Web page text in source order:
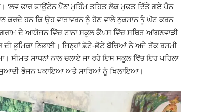
‘ਲਵ ਫਾਰ ਫਾਊਂਟੇਨ ਪੈੱਨ’ ਮੁਹਿੰਮ ਤਹਿਤ ਲੋਕ ਮੁਫਤ ਦਿੱਤੇ ਗਏ ਪੈਨ
ਹਨ ਕਿ ਉਹ ਵਾਤਾਵਰਨ ਨੂੰ ਹੋਣ ਵਾਲੇ ਨੁਕਸਾਨ ਨੂੰ ਘੱਟ ਕਰਨ
ਦੇ ਆਯੋਜਨ ਵਿੱਚ ਟਾਨਾ ਸਕੂਲ ਕੈਂਪਸ ਵਿੱਚ ਸਥਿਤ ਆਂਗਣਵਾੜੀ
ਭੂਮਿਕਾ ਨਿਭਾਈ। ਜਿਨ੍ਹਾਂ ਛੋਟੇ-ਛੋਟੇ ਬੱਚਿਆਂ ਨੇ ਅਜੇ ਤੱਕ ਰਸਮੀ
ਸੀਮਤ ਸਾਧਨਾਂ ਨਾਲ ਚਲਾਏ ਜਾ ਰਹੇ ਇਸ ਸਕੂਲ ਵਿੱਚ ਇਹ ਪਹਿਲਾ
ਸੁਆਦੀ ਭੋਜਨ ਪਕਾਇਆ ਅਤੇ ਸਾਰਿਆਂ ਨੂੰ ਖਿਲਾਇਆ।